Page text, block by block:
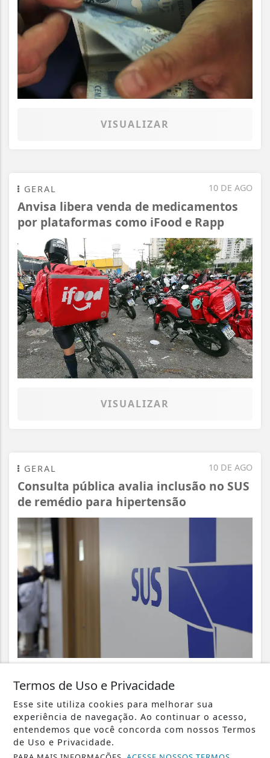
VISUALIZAR
10 DE AGO
GERAL
Anvisa libera venda de medicamentos
por plataformas como iFood e Rapp
VISUALIZAR
10 DE AGO
GERAL
Consulta pública avalia inclusão no SUS
de remédio para hipertensão
VISUALIZAR
GERAL
Termos de Uso e Privacidade
Esse site utiliza cookies para melhorar sua
experiência de navegação. Ao continuar o acesso,
entendemos que você concorda com nossos Termos
de Uso e Privacidade.